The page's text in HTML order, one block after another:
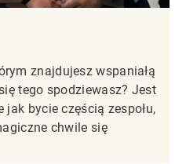
znajdujesz wspaniałą
tego spodziewasz? Jest
bycie częścią zespołu,
chwile się